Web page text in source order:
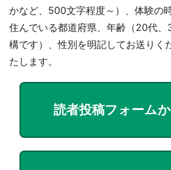
かなど、500文字程度～）、体験の
住んでいる都道府県、年齢（20代
構です）、性別を明記してお送りく
たします。
読者投稿フォーム